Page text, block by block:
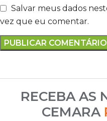
Salvar meus dados
vez que eu comentar.
RECEBA AS
CEMARA